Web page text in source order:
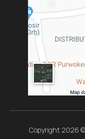
Copyright 2026 ©